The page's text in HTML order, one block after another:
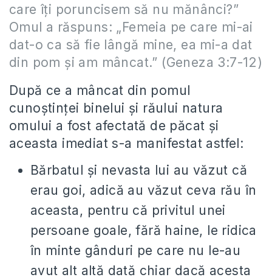
care îţi poruncisem să nu mănânci?”
Omul a răspuns: „Femeia pe care mi-ai
dat-o ca să fie lângă mine, ea mi-a dat
din pom şi am mâncat.” (Geneza 3:7-12)
După ce a mâncat din pomul
cunoştinţei binelui şi răului natura
omului a fost afectată de păcat şi
aceasta imediat s-a manifestat astfel:
Bărbatul şi nevasta lui au văzut că
erau goi, adică au văzut ceva rău în
aceasta, pentru că privitul unei
persoane goale, fără haine, le ridica
în minte gânduri pe care nu le-au
avut alt altă dată chiar dacă acesta